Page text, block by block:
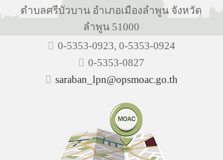
ตำบลศรีบัวบาน อำเภอเมืองลำพูน จังหวัด
ลำพูน 51000
0-5353-0923, 0-5353-0924
0-5353-0827
saraban_lpn@opsmoac.go.th